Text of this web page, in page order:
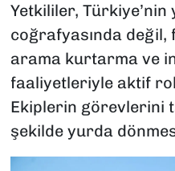
Yetkililer, Türkiye’nin
coğrafyasında değil,
arama kurtarma ve
faaliyetleriyle aktif
Ekiplerin görevlerini
şekilde yurda